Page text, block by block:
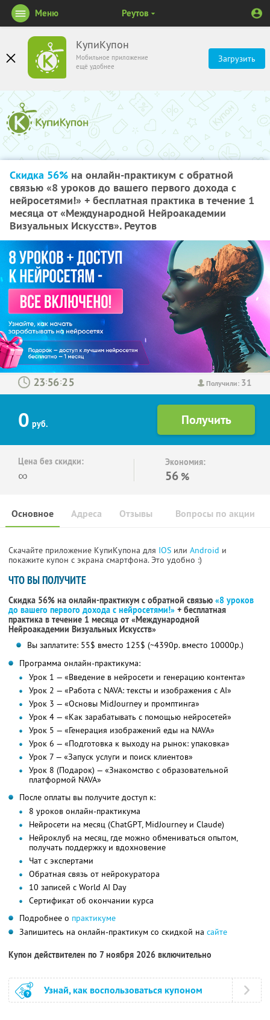
КупиКупон
Мобильное приложение
ещё удобнее
Загрузить
Меню Реутов
Скидка 56% на онлайн-практикум с обратной
связью «8 уроков до вашего первого дохода с
нейросетями!» + бесплатная практика в течение 1
месяца от «Международной Нейроакадемии
Визуальных Искусств». Реутов
Получили: 31
: :
0 руб.
Цена без скидки:
∞
Экономия:
56 %
Основное Отзывы Вопросы по акции
Адреса
Скачайте приложение КупиКупона для IOS или Android и
покажите купон с экрана смартфона. Это удобно :)
ЧТО ВЫ ПОЛУЧИТЕ
Скидка 56% на онлайн-практикум с обратной связью «8 уроков
до вашего первого дохода с нейросетями!» + бесплатная
практика в течение 1 месяца от «Международной
Нейроакадемии Визуальных Искусств»
Вы заплатите: 55$ вместо 125$ (~4390р. вместо 10000р.)
Программа онлайн-практикума:
Урок 1 — «Введение в нейросети и генерацию контента»
Урок 2 — «Работа с NAVA: тексты и изображения с AI»
Урок 3 — «Основы MidJourney и промптинга»
Урок 4 — «Как зарабатывать с помощью нейросетей»
Урок 5 — «Генерация изображений еды на NAVA»
Урок 6 — «Подготовка к выходу на рынок: упаковка»
Урок 7 — «Запуск услуги и поиск клиентов»
Урок 8 (Подарок) — «Знакомство с образовательной
платформой NAVA»
После оплаты вы получите доступ к:
8 уроков онлайн-практикума
Нейросети на месяц (ChatGPT, MidJourney и Claude)
Нейроклуб на месяц, где можно обмениваться опытом,
получать поддержку и вдохновение
Чат с экспертами
Обратная связь от нейрокуратора
10 записей с World AI Day
Сертификат об окончании курса
Подробнее о практикуме
Запишитесь на онлайн-практикум со скидкой на сайте
Купон действителен по 7 ноября 2026 включительно
Узнай, как воспользоваться купоном